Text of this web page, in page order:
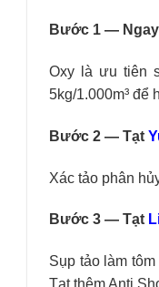
Bước 1 —
Oxy là ưu tiên
5kg/1.000m³ để
Bước 2 — Tạt
Xác tảo phân
Bước 3 — Tạt
Sụp tảo làm